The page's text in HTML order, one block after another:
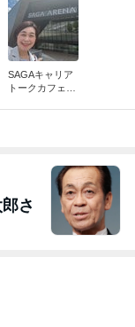
SAGAキャリア
トークカフェ＆
さ